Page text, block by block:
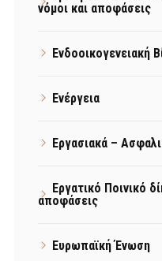
νόμοι και αποφάσεις
Ενδοοικογενειακή
Ενέργεια
Εργασιακά –
Εργατικό Ποινικό
αποφάσεις
Ευρωπαϊκή Ένωση